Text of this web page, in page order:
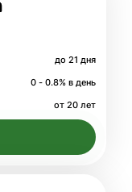
до 21 дня
0 - 0.8% в день
от 20 лет